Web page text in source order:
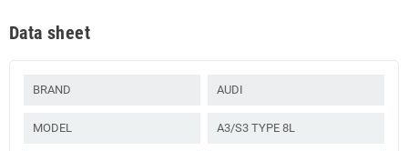
Data sheet
BRAND AUDI
MODEL A3/S3 TYPE 8L